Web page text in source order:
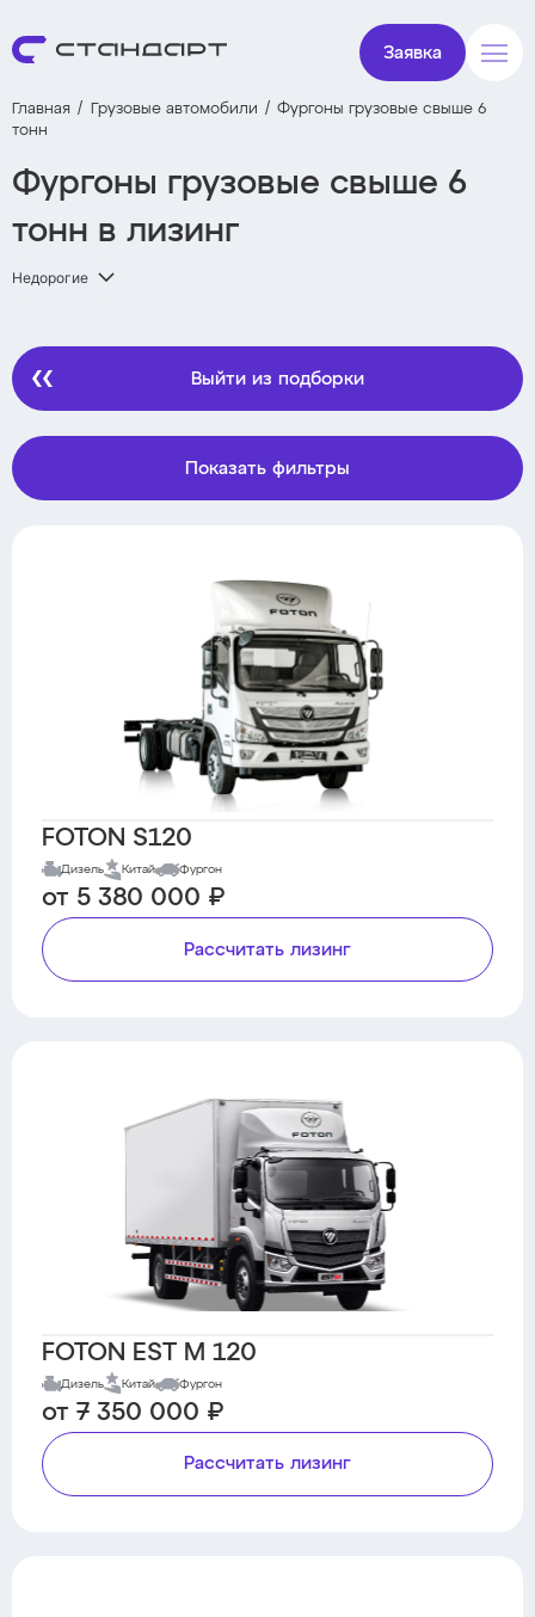
Заявка
Главная Грузовые автомобили
Фургоны грузовые свыше 6
тонн
Фургоны грузовые свыше 6
тонн в лизинг
Недорогие
Выйти из подборки
Показать фильтры
FOTON S120
Дизель Китай Фургон
от 5 380 000 ₽
Рассчитать лизинг
FOTON EST M 120
Дизель Китай Фургон
от 7 350 000 ₽
Рассчитать лизинг